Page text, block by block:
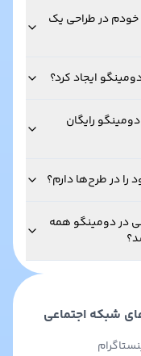
خودم در طراحی یک
ایجاد کرد؟
رایگان
را در طرح‌ها دارم؟
در دومینگو همه
شبکه اجتماعی